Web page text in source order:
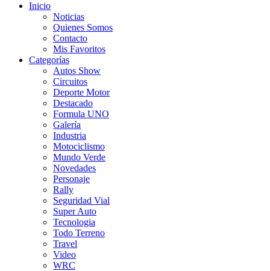
Inicio
Noticias
Quienes Somos
Contacto
Mis Favoritos
Categorías
Autos Show
Circuitos
Deporte Motor
Destacado
Formula UNO
Galería
Industria
Motociclismo
Mundo Verde
Novedades
Personaje
Rally
Seguridad Vial
Super Auto
Tecnologia
Todo Terreno
Travel
Video
WRC